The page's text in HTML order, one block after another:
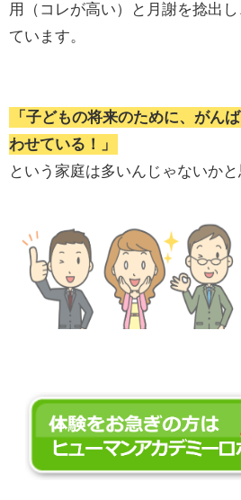
用（コレが高い）と月謝を捻出
ています。
「子どもの将来のために、がん
わせている！」
という家庭は多いんじゃないかと